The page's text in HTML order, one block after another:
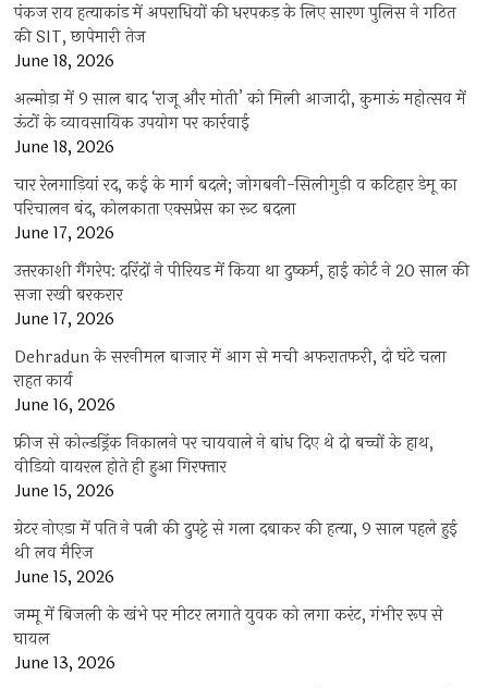
पंकज राय हत्याकांड में अपराधियों की धरपकड़ के लिए सारण पुलिस ने गठित
की SIT, छापेमारी तेज
June 18, 2026
अल्मोड़ा में 9 साल बाद ‘राजू और मोती’ को मिली आजादी, कुमाऊं महोत्सव में
ऊंटों के व्यावसायिक उपयोग पर कार्रवाई
June 18, 2026
चार रेलगाड़ियां रद, कई के मार्ग बदले; जोगबनी-सिलीगुड़ी व कटिहार डेमू का
परिचालन बंद, कोलकाता एक्सप्रेस का रूट बदला
June 17, 2026
उत्तरकाशी गैंगरेप: दरिंदों ने पीरियड में किया था दुष्कर्म, हाई कोर्ट ने 20 साल की
सजा रखी बरकरार
June 17, 2026
Dehradun के सरनीमल बाजार में आग से मची अफरातफरी, दो घंटे चला
राहत कार्य
June 16, 2026
फ्रीज से कोल्डड्रिंक निकालने पर चायवाले ने बांध दिए थे दो बच्चों के हाथ,
वीडियो वायरल होते ही हुआ गिरफ्तार
June 15, 2026
ग्रेटर नोएडा में पति ने पत्नी की दुपट्टे से गला दबाकर की हत्या, 9 साल पहले हुई
थी लव मैरिज
June 15, 2026
जम्मू में बिजली के खंभे पर मीटर लगाते युवक को लगा करंट, गंभीर रूप से
घायल
June 13, 2026